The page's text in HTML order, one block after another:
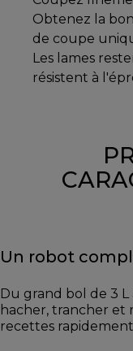
Obtenez la
de coupe
Les lames
résistent à
Un robot
Du grand bol de 3
hacher, trancher et
recettes